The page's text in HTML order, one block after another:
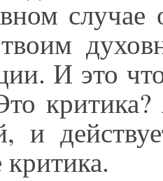
случае
И это
и
критика.